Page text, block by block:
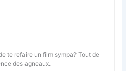
te refaire un film sympa? Tout de
des agneaux.